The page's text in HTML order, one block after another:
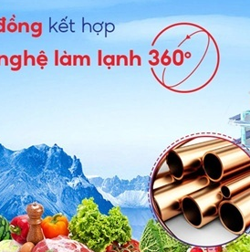
sinh tố
hoa quả
cam